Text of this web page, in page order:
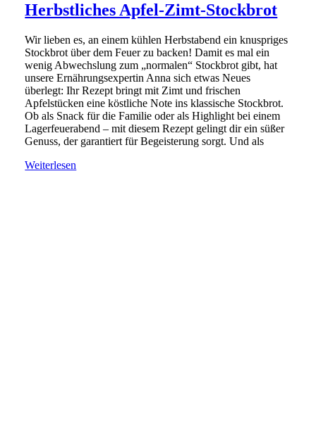
Herbstliches Apfel-Zimt-Stockbrot
Wir lieben es, an einem kühlen Herbstabend ein knuspriges
Stockbrot über dem Feuer zu backen! Damit es mal ein
wenig Abwechslung zum „normalen“ Stockbrot gibt, hat
unsere Ernährungsexpertin Anna sich etwas Neues
überlegt: Ihr Rezept bringt mit Zimt und frischen
Apfelstücken eine köstliche Note ins klassische Stockbrot.
Ob als Snack für die Familie oder als Highlight bei einem
Lagerfeuerabend – mit diesem Rezept gelingt dir ein süßer
Genuss, der garantiert für Begeisterung sorgt. Und als
Weiterlesen